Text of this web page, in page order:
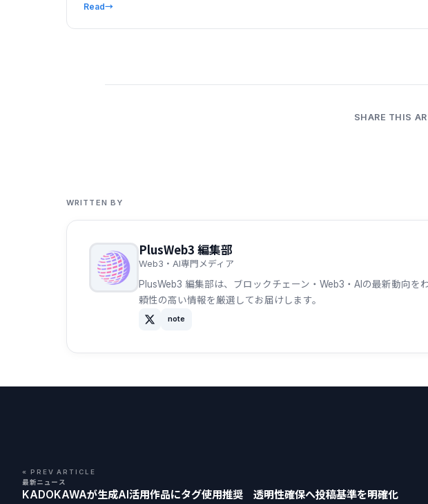
Read→
SHARE THIS
WRITTEN BY
PlusWeb3 編集部
Web3・AI専門メディア
PlusWeb3 編集部は、ブロックチェーン・Web3・AIの最新動向
頼性の高い情報を厳選してお届けします。
note
« PREV ARTICLE
最新ニュース
KADOKAWAが生成AI活用作品にタグ使用推奨 透明性確保へ投稿基準を明確化